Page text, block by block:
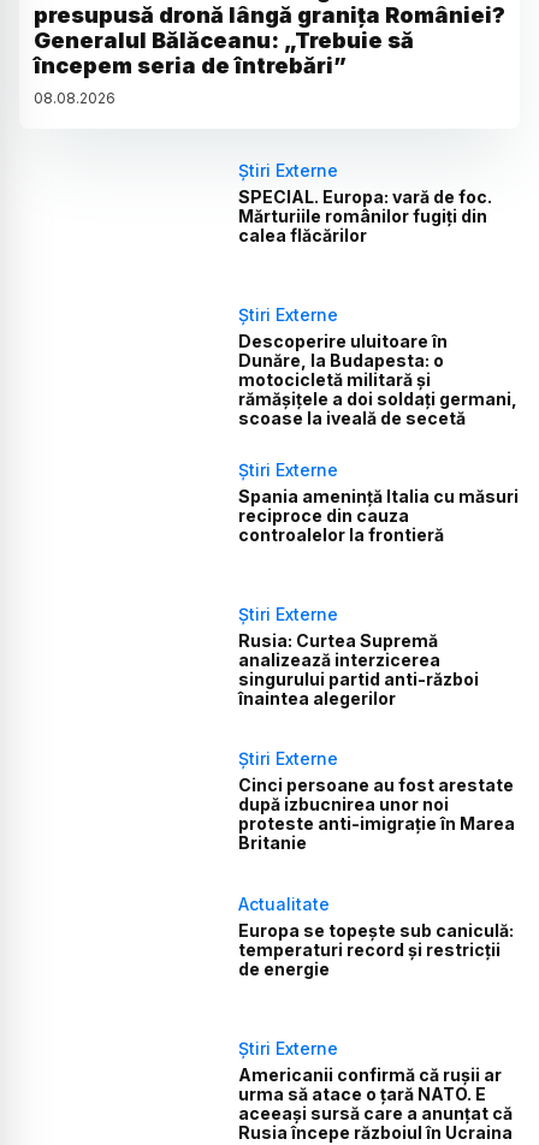
presupusă dronă lângă granița României?
Generalul Bălăceanu: „Trebuie să
începem seria de întrebări”
08.08.2026
Știri Externe
SPECIAL. Europa: vară de foc.
Mărturiile românilor fugiți din
calea flăcărilor
Știri Externe
Descoperire uluitoare în
Dunăre, la Budapesta: o
motocicletă militară și
rămășițele a doi soldați germani,
scoase la iveală de secetă
Știri Externe
Spania amenință Italia cu măsuri
reciproce din cauza
controalelor la frontieră
Știri Externe
Rusia: Curtea Supremă
analizează interzicerea
singurului partid anti-război
înaintea alegerilor
Știri Externe
Cinci persoane au fost arestate
după izbucnirea unor noi
proteste anti-imigrație în Marea
Britanie
Actualitate
Europa se topește sub caniculă:
temperaturi record și restricții
de energie
Știri Externe
Americanii confirmă că rușii ar
urma să atace o țară NATO. E
aceeași sursă care a anunțat că
Rusia începe războiul în Ucraina